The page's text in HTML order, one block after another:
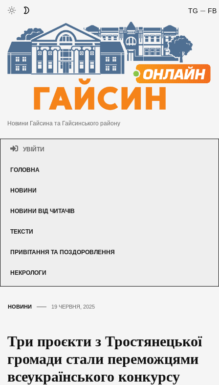
FB
TG
Новини Гайсина та Гайсинського району
УВІЙТИ
ГОЛОВНА
НОВИНИ
НОВИНИ ВІД ЧИТАЧІВ
ТЕКСТИ
ПРИВІТАННЯ ТА ПОЗДОРОВЛЕННЯ
НЕКРОЛОГИ
НОВИНИ 19 ЧЕРВНЯ, 2025
Три проєкти з Тростянецької
громади стали переможцями
всеукраїнського конкурсу